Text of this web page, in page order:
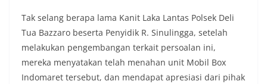
Tak selang berapa lama Kanit Laka Lantas Polsek Deli
Tua Bazzaro beserta Penyidik R. Sinulingga, setelah
melakukan pengembangan terkait persoalan ini,
mereka menyatakan telah menahan unit Mobil Box
Indomaret tersebut, dan mendapat apresiasi dari pihak